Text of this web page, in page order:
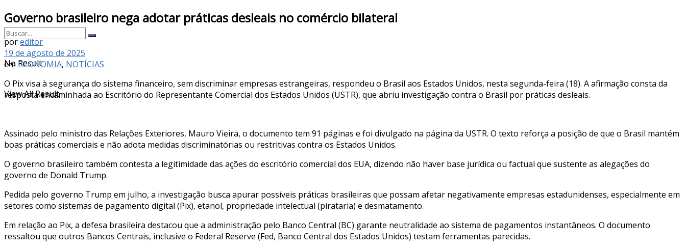
No Result
View All Result
Governo brasileiro nega adotar práticas desleais no comércio bilateral
poreditor
19 de agosto de 2025
em ECONOMIA, NOTÍCIAS
O Pix visa à segurança do sistema financeiro, sem discriminar empresas estrangeiras, respondeu o Brasil aos Estados Unidos, nesta segunda-feira (18). A afirmação consta da
resposta encaminhada ao Escritório do Representante Comercial dos Estados Unidos (USTR), que abriu investigação contra o Brasil por práticas desleais.
Assinado pelo ministro das Relações Exteriores, Mauro Vieira, o documento tem 91 páginas e foi divulgado na página da USTR. O texto reforça a posição de que o Brasil mantém
boas práticas comerciais e não adota medidas discriminatórias ou restritivas contra os Estados Unidos.
O governo brasileiro também contesta a legitimidade das ações do escritório comercial dos EUA, dizendo não haver base jurídica ou factual que sustente as alegações do
governo de Donald Trump.
Pedida pelo governo Trump em julho, a investigação busca apurar possíveis práticas brasileiras que possam afetar negativamente empresas estadunidenses, especialmente em
setores como sistemas de pagamento digital (Pix), etanol, propriedade intelectual (pirataria) e desmatamento.
Em relação ao Pix, a defesa brasileira destacou que a administração pelo Banco Central (BC) garante neutralidade ao sistema de pagamentos instantâneos. O documento
ressaltou que outros Bancos Centrais, inclusive o Federal Reserve (Fed, Banco Central dos Estados Unidos) testam ferramentas parecidas.